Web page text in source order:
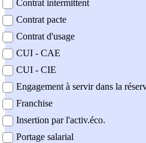
Contrat intermittent
Contrat pacte
Contrat d'usage
CUI - CAE
CUI - CIE
Engagement à servir dans la
Franchise
Insertion par l'activ.éco.
Portage salarial